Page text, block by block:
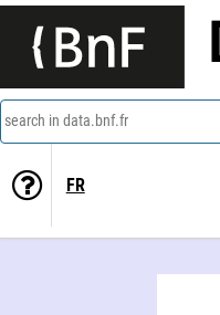
search in data.bnf.fr
FR